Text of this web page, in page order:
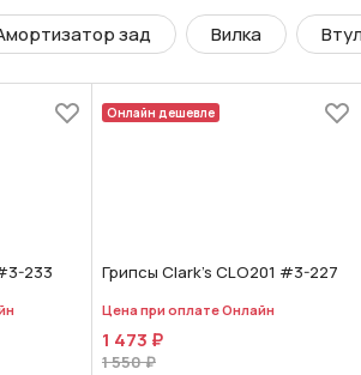
зад Вилка
233
Онлайн дешевле
Грипсы Clark's CLO201 #3-227
Цена при оплате Онлайн
1 473 ₽
1 550 ₽